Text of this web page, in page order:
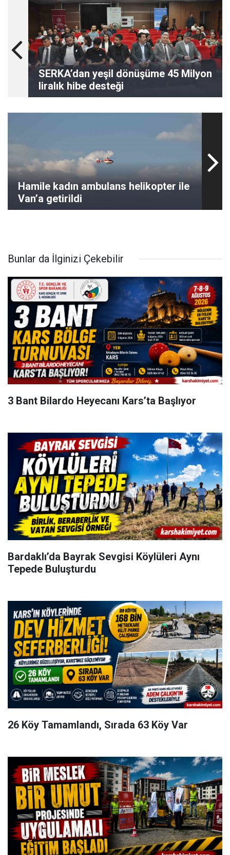
SERKA’dan yeşil dönüşüme 45 Milyon
liralık hibe desteği
Hamile kadın ambulans helikopter ile
Van’a getirildi
Bunlar da İlginizi Çekebilir
3 Bant Bilardo Heyecanı Kars’ta Başlıyor
Bardaklı’da Bayrak Sevgisi Köylüleri Aynı
Tepede Buluşturdu
26 Köy Tamamlandı, Sırada 63 Köy Var